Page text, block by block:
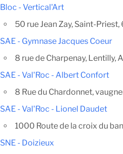
Bloc - Vertical'Art
50 rue Jean Zay, Saint-
SAE - Gymnase Jacques Coeur
8 rue de Charpenay, Lentilly,
SAE - Val'Roc - Albert Confort
8 Rue du Chardonnet,
SAE - Val'Roc - Lionel Daudet
1000 Route de la croix du
SNE - Doizieux